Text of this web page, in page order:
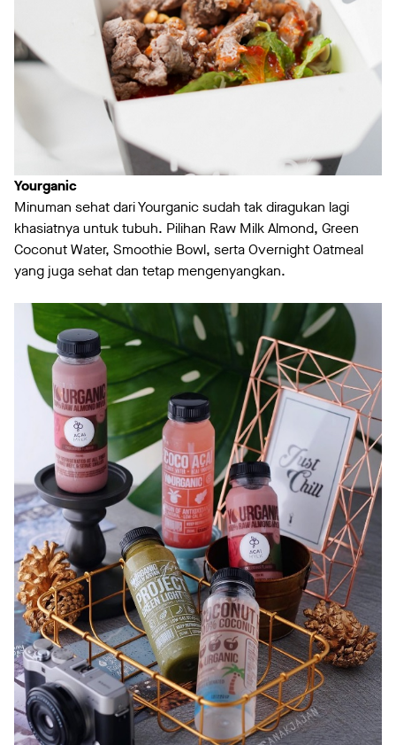
Yourganic
Minuman sehat dari Yourganic sudah tak diragukan lagi
khasiatnya untuk tubuh. Pilihan Raw Milk Almond, Green
Coconut Water, Smoothie Bowl, serta Overnight Oatmeal
yang juga sehat dan tetap mengenyangkan.